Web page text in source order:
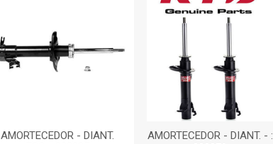
AMORTECEDOR - DIANT.
AMORTECEDOR - DIANT. - :